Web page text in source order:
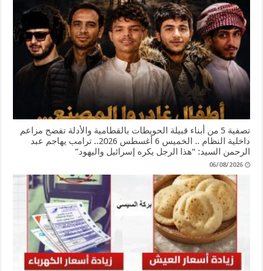
تصفية 5 من أبناء قبيلة الحويطات بالقطامية والأدلة تفضح مزاعم
داخلية النظام .. الخميس 6 أغسطس 2026.. ترامب يهاجم عبد
الرحمن السيد: “هذا الرجل يكره إسرائيل واليهود”
06/08/2026